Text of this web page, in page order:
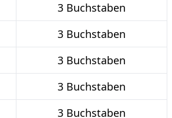
3 Buchstaben
3 Buchstaben
3 Buchstaben
3 Buchstaben
3 Buchstaben